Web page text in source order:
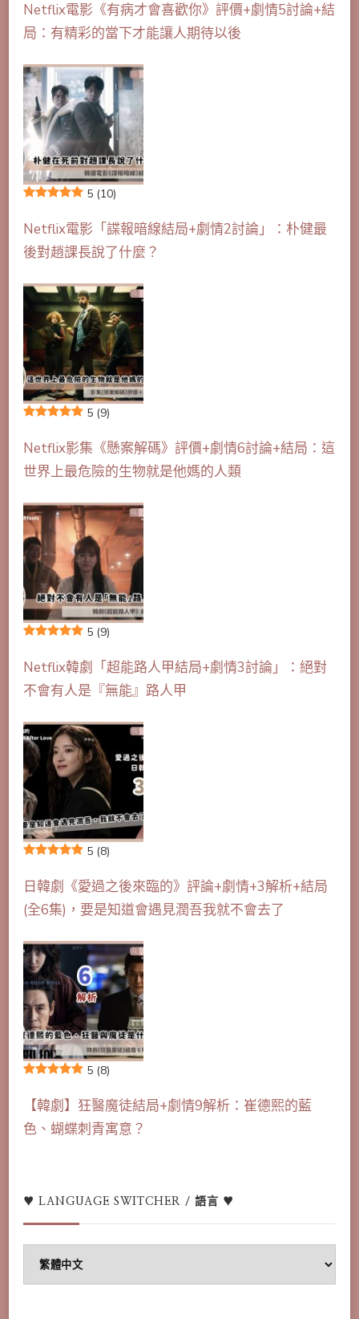
Netflix電影《有病才會喜歡你》評價+劇情5討論+結
局：有精彩的當下才能讓人期待以後
5 (10)
Netflix電影「諜報暗線結局+劇情2討論」：朴健最
後對趙課長說了什麼？
5 (9)
Netflix影集《懸案解碼》評價+劇情6討論+結局：這
世界上最危險的生物就是他媽的人類
5 (9)
Netflix韓劇「超能路人甲結局+劇情3討論」：絕對
不會有人是『無能』路人甲
5 (8)
日韓劇《愛過之後來臨的》評論+劇情+3解析+結局
(全6集)，要是知道會遇見潤吾我就不會去了
5 (8)
【韓劇】狂醫魔徒結局+劇情9解析：崔德熙的藍
色、蝴蝶刺青寓意？
♥ LANGUAGE SWITCHER / 語言 ♥